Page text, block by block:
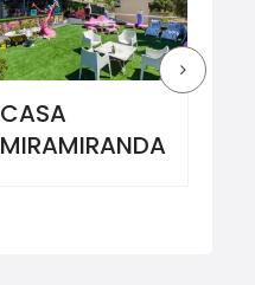
HARO
APARTMENTS